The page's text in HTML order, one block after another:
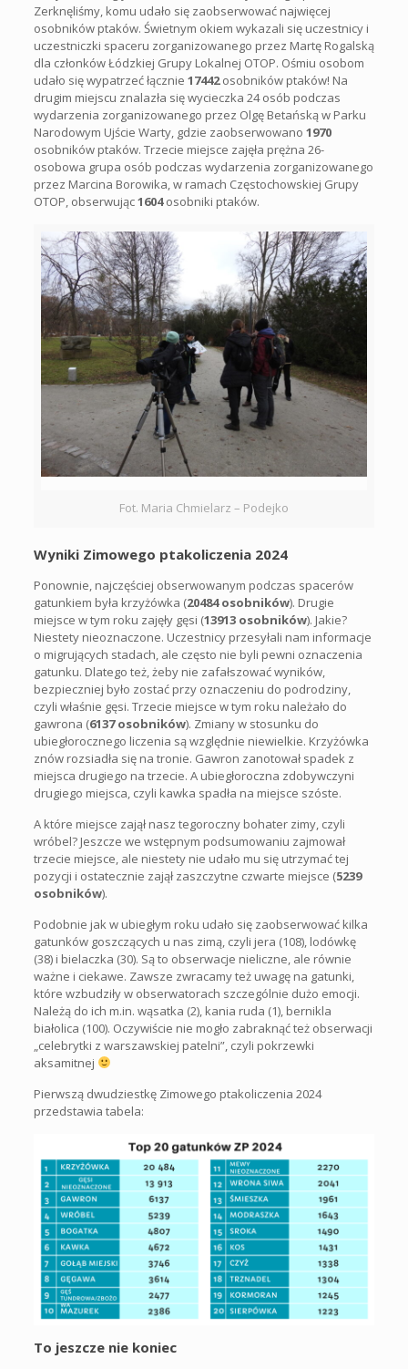
Zerknęliśmy, komu udało się zaobserwować najwięcej
osobników ptaków. Świetnym okiem wykazali się uczestnicy i
uczestniczki spaceru zorganizowanego przez Martę Rogalską
dla członków Łódzkiej Grupy Lokalnej OTOP. Ośmiu osobom
udało się wypatrzeć łącznie 17442osobników ptaków! Na
drugim miejscu znalazła się wycieczka 24 osób podczas
wydarzenia zorganizowanego przez Olgę Betańską w Parku
Narodowym Ujście Warty, gdzie zaobserwowano 1970
osobników ptaków. Trzecie miejsce zajęła prężna 26-
osobowa grupa osób podczas wydarzenia zorganizowanego
przez Marcina Borowika, w ramach Częstochowskiej Grupy
OTOP, obserwując1604osobniki ptaków.
Fot. Maria Chmielarz – Podejko
Wyniki Zimowego ptakoliczenia 2024
Ponownie, najczęściej obserwowanym podczas spacerów
gatunkiem była krzyżówka (20484 osobników). Drugie
miejsce w tym roku zajęły gęsi (13913 osobników). Jakie?
Niestety nieoznaczone. Uczestnicy przesyłali nam informacje
o migrujących stadach, ale często nie byli pewni oznaczenia
gatunku. Dlatego też, żeby nie zafałszować wyników,
bezpieczniej było zostać przy oznaczeniu do podrodziny,
czyli właśnie gęsi. Trzecie miejsce w tym roku należało do
gawrona (6137 osobników). Zmiany w stosunku do
ubiegłorocznego liczenia są względnie niewielkie. Krzyżówka
znów rozsiadła się na tronie. Gawron zanotował spadek z
miejsca drugiego na trzecie. A ubiegłoroczna zdobywczyni
drugiego miejsca, czyli kawka spadła na miejsce szóste.
A które miejsce zajął nasz tegoroczny bohater zimy, czyli
wróbel? Jeszcze we wstępnym podsumowaniu zajmował
trzecie miejsce, ale niestety nie udało mu się utrzymać tej
pozycji i ostatecznie zajął zaszczytne czwarte miejsce (5239
osobników).
Podobnie jak w ubiegłym roku udało się zaobserwować kilka
gatunków goszczących u nas zimą, czyli jera (108), lodówkę
(38) i bielaczka (30). Są to obserwacje nieliczne, ale równie
ważne i ciekawe. Zawsze zwracamy też uwagę na gatunki,
które wzbudziły w obserwatorach szczególnie dużo emocji.
Należą do ich m.in. wąsatka (2), kania ruda (1), bernikla
białolica (100). Oczywiście nie mogło zabraknąć też obserwacji
„celebrytki z warszawskiej patelni”, czyli pokrzewki
aksamitnej
Pierwszą dwudziestkę Zimowego ptakoliczenia 2024
przedstawia tabela:
To jeszcze nie koniec